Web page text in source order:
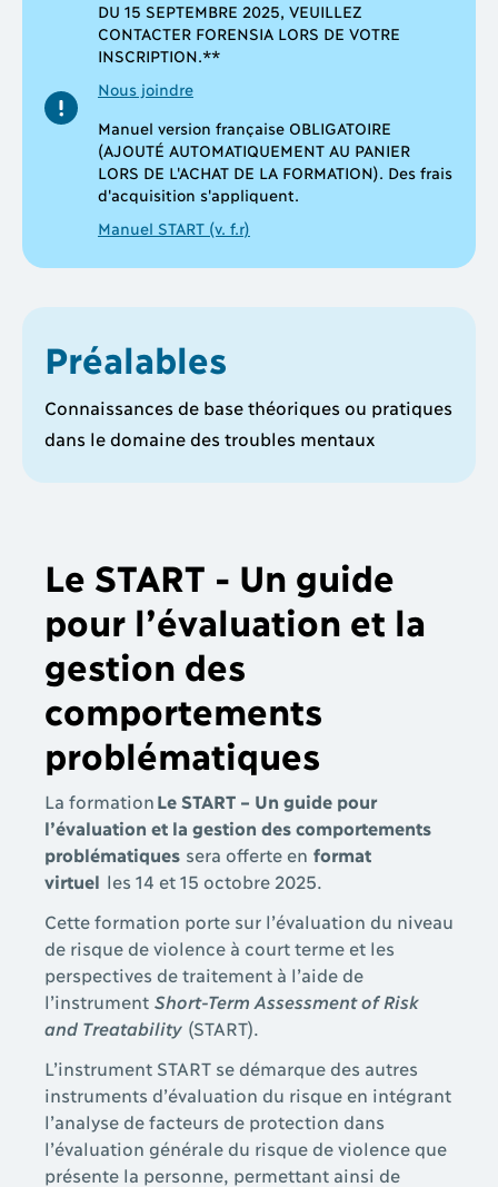
DU 15 SEPTEMBRE 2025, VEUILLEZ
CONTACTER FORENSIA LORS DE VOTRE
INSCRIPTION.**
Nous joindre
Manuel version française OBLIGATOIRE
(AJOUTÉ AUTOMATIQUEMENT AU PANIER
LORS DE L'ACHAT DE LA FORMATION). Des frais
d'acquisition s'appliquent.
Manuel START (v. f.r)
Préalables
Connaissances de base théoriques ou pratiques
dans le domaine des troubles mentaux
Le START - Un guide
pour l’évaluation et la
gestion des
comportements
problématiques
La formation Le START – Un guide pour
l’évaluation et la gestion des comportements
problématiques sera offerte en format
virtuel les 14 et 15 octobre 2025.
Cette formation porte sur l’évaluation du niveau
de risque de violence à court terme et les
perspectives de traitement à l’aide de
l’instrument Short-Term Assessment of Risk
and Treatability (START).
L’instrument START se démarque des autres
instruments d’évaluation du risque en intégrant
l’analyse de facteurs de protection dans
l’évaluation générale du risque de violence que
présente la personne, permettant ainsi de